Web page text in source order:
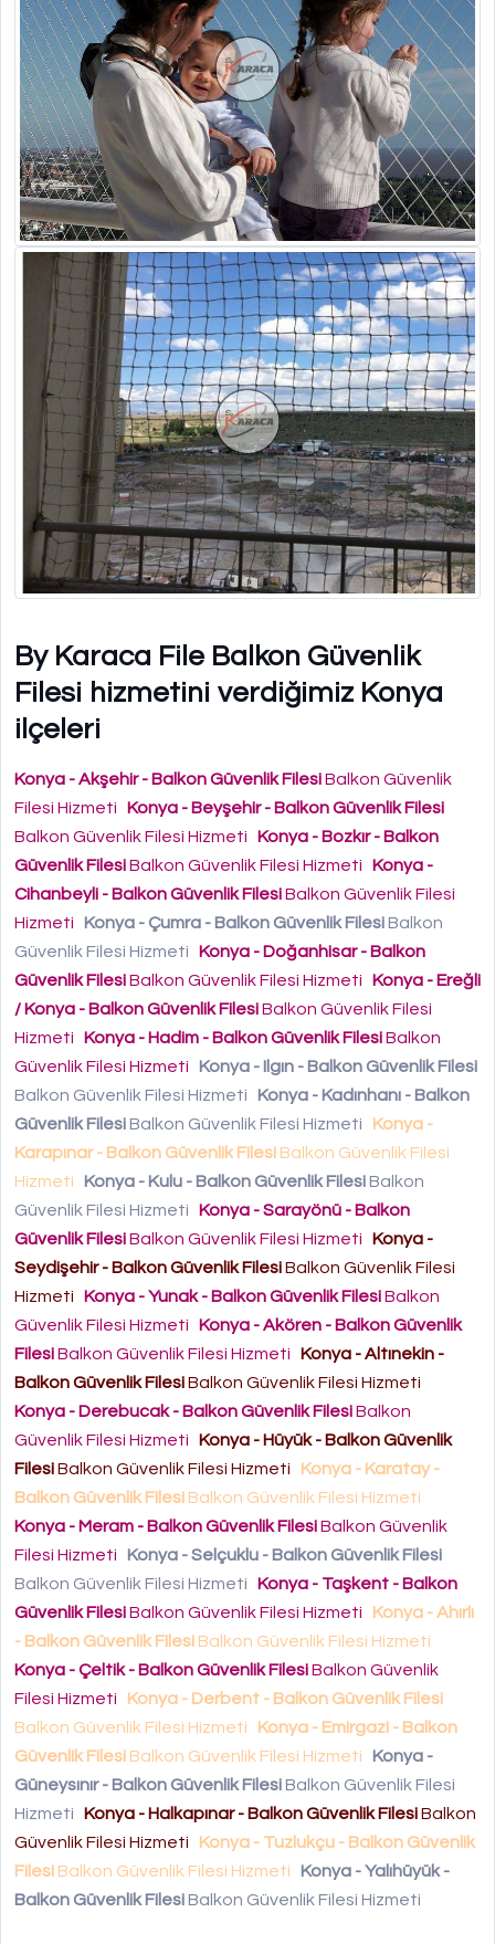
By Karaca File Balkon Güvenlik
Filesi hizmetini verdiğimiz Konya
ilçeleri
Konya - Akşehir - Balkon Güvenlik FilesiBalkon Güvenlik
Filesi Hizmeti
Konya - Beyşehir - Balkon Güvenlik Filesi
Balkon Güvenlik Filesi Hizmeti
Konya - Bozkır - Balkon
Güvenlik FilesiBalkon Güvenlik Filesi Hizmeti
Konya -
Cihanbeyli - Balkon Güvenlik FilesiBalkon Güvenlik Filesi
Hizmeti
Konya - Çumra - Balkon Güvenlik FilesiBalkon
Güvenlik Filesi Hizmeti
Konya - Doğanhisar - Balkon
Güvenlik FilesiBalkon Güvenlik Filesi Hizmeti
Konya - Ereğli
/ Konya - Balkon Güvenlik FilesiBalkon Güvenlik Filesi
Hizmeti
Konya - Hadim - Balkon Güvenlik FilesiBalkon
Güvenlik Filesi Hizmeti
Konya - Ilgın - Balkon Güvenlik Filesi
Balkon Güvenlik Filesi Hizmeti
Konya - Kadınhanı - Balkon
Güvenlik FilesiBalkon Güvenlik Filesi Hizmeti
Konya -
Karapınar - Balkon Güvenlik Filesi Balkon Güvenlik Filesi
Hizmeti
Konya - Kulu - Balkon Güvenlik FilesiBalkon
Güvenlik Filesi Hizmeti
Konya - Sarayönü - Balkon
Güvenlik FilesiBalkon Güvenlik Filesi Hizmeti
Konya -
Seydişehir - Balkon Güvenlik FilesiBalkon Güvenlik Filesi
Hizmeti
Konya - Yunak - Balkon Güvenlik FilesiBalkon
Güvenlik Filesi Hizmeti
Konya - Akören - Balkon Güvenlik
FilesiBalkon Güvenlik Filesi Hizmeti
Konya - Altınekin -
Balkon Güvenlik FilesiBalkon Güvenlik Filesi Hizmeti
Konya - Derebucak - Balkon Güvenlik FilesiBalkon
Güvenlik Filesi Hizmeti
Konya - Hüyük - Balkon Güvenlik
FilesiBalkon Güvenlik Filesi Hizmeti
Konya - Karatay -
Balkon Güvenlik Filesi Balkon Güvenlik Filesi Hizmeti
Konya - Meram - Balkon Güvenlik FilesiBalkon Güvenlik
Filesi Hizmeti
Konya - Selçuklu - Balkon Güvenlik Filesi
Balkon Güvenlik Filesi Hizmeti
Konya - Taşkent - Balkon
Güvenlik FilesiBalkon Güvenlik Filesi Hizmeti
Konya - Ahırlı
- Balkon Güvenlik Filesi Balkon Güvenlik Filesi Hizmeti
Konya - Çeltik - Balkon Güvenlik FilesiBalkon Güvenlik
Filesi Hizmeti
Konya - Derbent - Balkon Güvenlik Filesi
Balkon Güvenlik Filesi Hizmeti
Konya - Emirgazi - Balkon
Güvenlik Filesi Balkon Güvenlik Filesi Hizmeti
Konya -
Güneysınır - Balkon Güvenlik FilesiBalkon Güvenlik Filesi
Hizmeti
Konya - Halkapınar - Balkon Güvenlik FilesiBalkon
Güvenlik Filesi Hizmeti
Konya - Tuzlukçu - Balkon Güvenlik
Filesi Balkon Güvenlik Filesi Hizmeti
Konya - Yalıhüyük -
Balkon Güvenlik FilesiBalkon Güvenlik Filesi Hizmeti